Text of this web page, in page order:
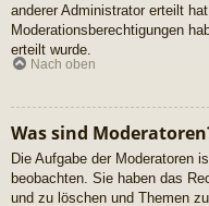
anderer Administrator erteilt
Moderationsberechtigungen
erteilt wurde.
Nach oben
Was sind
Die Aufgabe der Moderatoren
beobachten. Sie haben das
und zu löschen und Themen